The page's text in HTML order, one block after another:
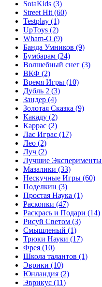
SotaKids (3)
Street Hit (60)
Testplay (1)
UpToys (2)
Wham-O (9)
Банда Умников (9)
Бумбарам (24)
Волшебный снег (3)
ВКФ (2)
Время Игры (10)
Дубль 2 (3)
Зандер (4)
Золотая Сказка (9)
Какаду (2)
Каррас (2)
Лас Играс (17)
Лео (2)
Луч (2)
Лучшие Эксперименты
Мазалики (33)
Нескучные Игры (60)
Поделкин (3)
Простая Наука (1)
Раскопки (47)
Раскрась и Подари (14)
Рисуй Светом (3)
Смышленый (1)
Трюки Науки (17)
Фрея (10)
Школа талантов (1)
Эврики (10)
Юнландия (2)
Эврикус (11)